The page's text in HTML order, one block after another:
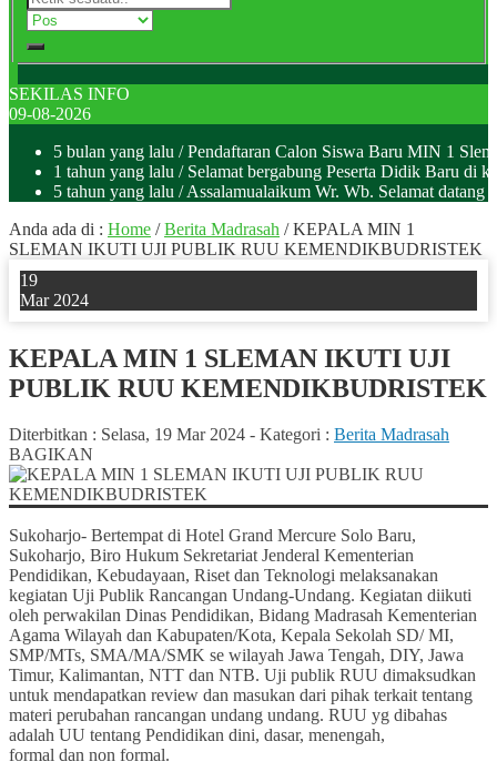
SEKILAS INFO
09-08-2026
5 bulan yang lalu / Pendaftaran Calon Siswa Baru MIN 1
1 tahun yang lalu / Selamat bergabung Peserta Didik Baru di
5 tahun yang lalu / Assalamualaikum Wr. Wb. Selamat
Anda ada di : Home /Berita Madrasah /KEPALA MIN 1
SLEMAN IKUTI UJI PUBLIK RUU KEMENDIKBUDRISTEK
19
Mar 2024
KEPALA MIN 1 SLEMAN IKUTI UJI
PUBLIK RUU KEMENDIKBUDRISTEK
Diterbitkan : Selasa, 19 Mar 2024 - Kategori : Berita Madrasah
BAGIKAN
Sukoharjo- Bertempat di Hotel Grand Mercure Solo Baru,
Sukoharjo, Biro Hukum Sekretariat Jenderal Kementerian
Pendidikan, Kebudayaan, Riset dan Teknologi melaksanakan
kegiatan Uji Publik Rancangan Undang-Undang. Kegiatan diikuti
oleh perwakilan Dinas Pendidikan, Bidang Madrasah Kementerian
Agama Wilayah dan Kabupaten/Kota, Kepala Sekolah SD/ MI,
SMP/MTs, SMA/MA/SMK se wilayah Jawa Tengah, DIY, Jawa
Timur, Kalimantan, NTT dan NTB. Uji publik RUU dimaksudkan
untuk mendapatkan review dan masukan dari pihak terkait tentang
materi perubahan rancangan undang undang. RUU yg dibahas
adalah UU tentang Pendidikan dini, dasar, menengah,
formal dan non formal.